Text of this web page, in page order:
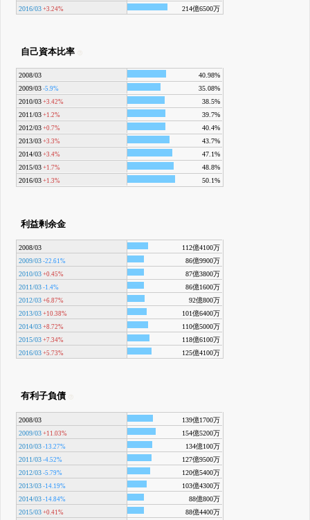
2016/03 +3.24% 214億6500万
自己資本比率
2008/03
40.98%
2009/03 -5.9%
35.08%
2010/03 +3.42%
38.5%
2011/03 +1.2%
39.7%
2012/03 +0.7%
40.4%
2013/03 +3.3%
43.7%
2014/03 +3.4%
47.1%
2015/03 +1.7%
48.8%
2016/03 +1.3% 50.1%
利益剰余金
2008/03
112億4100万
2009/03 -22.61%
86億9900万
2010/03 +0.45%
87億3800万
2011/03 -1.4%
86億1600万
2012/03 +6.87%
92億800万
2013/03 +10.38%
101億6400万
2014/03 +8.72%
110億5000万
2015/03 +7.34%
118億6100万
2016/03 +5.73% 125億4100万
有利子負債
2008/03
139億1700万
2009/03 +11.03%
154億5200万
2010/03 -13.27%
134億100万
2011/03 -4.52%
127億9500万
2012/03 -5.79%
120億5400万
2013/03 -14.19%
103億4300万
2014/03 -14.84%
88億800万
2015/03 +0.41%
88億4400万